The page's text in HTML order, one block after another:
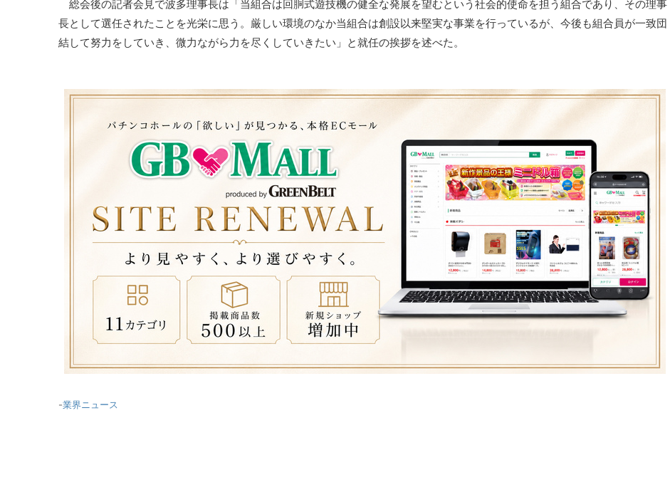
総会後の記者会見で波多理事長は「当組合は回胴式遊技機の健全な発展を望むという社会的使命を担う組合であり、その理事
長として選任されたことを光栄に思う。厳しい環境のなか当組合は創設以来堅実な事業を行っているが、今後も組合員が一致団
結して努力をしていき、微力ながら力を尽くしていきたい」と就任の挨拶を述べた。
-業界ニュース